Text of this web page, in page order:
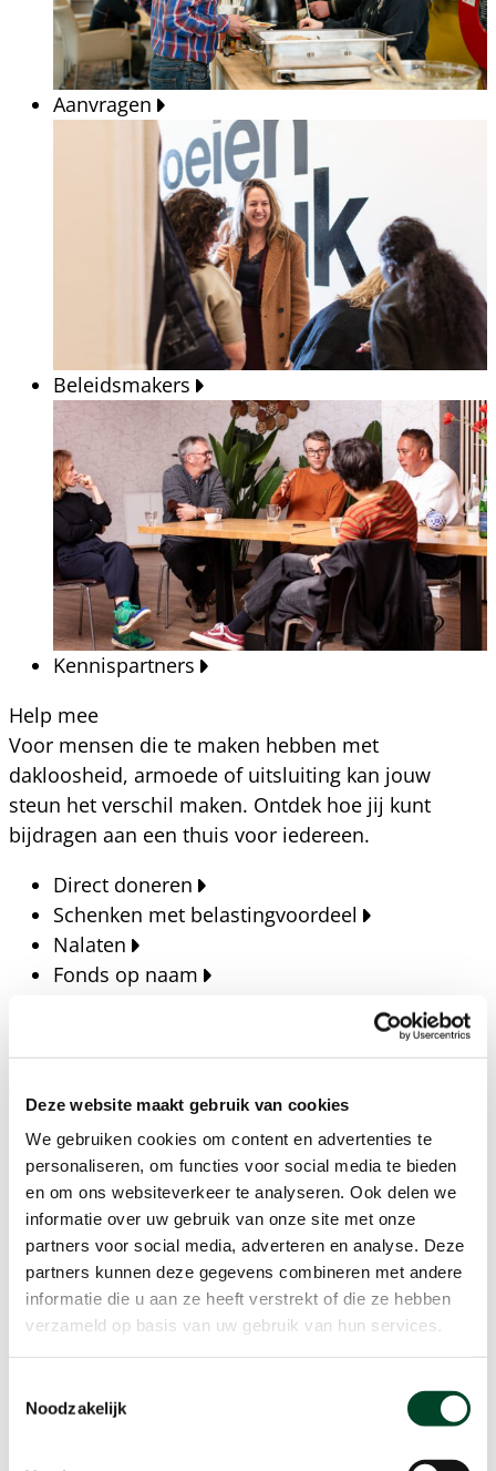
Deze website maakt gebruik van cookies
We gebruiken cookies om content en advertenties te
personaliseren, om functies voor social media te bieden
en om ons websiteverkeer te analyseren. Ook delen we
informatie over uw gebruik van onze site met onze
partners voor social media, adverteren en analyse. Deze
partners kunnen deze gegevens combineren met andere
informatie die u aan ze heeft verstrekt of die ze hebben
verzameld op basis van uw gebruik van hun services.
Noodzakelijk
Aanvragen
Beleidsmakers
Kennispartners
Help mee
Voor mensen die te maken hebben met
dakloosheid, armoede of uitsluiting kan jouw
steun het verschil maken. Ontdek hoe jij kunt
bijdragen aan een thuis voor iedereen.
Direct doneren
Schenken met belastingvoordeel
Nalaten
Fonds op naam
Blijf op de hoogte van het laatste nieuws, verhalen,
publicaties en ontwikkelingen rondom Kansfonds
en onze missie.
Nieuwsberichten
Nieuws
Verhalen
Beeldbanken
Foto's bestaanszekerheid
Agenda